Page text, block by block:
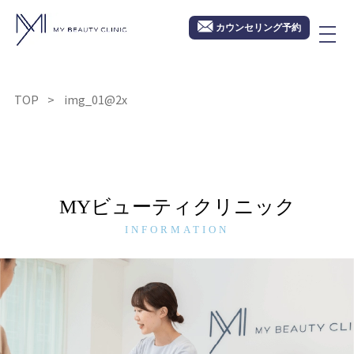
カウンセリング予約
TOP img_01@2x
MYビューティクリニック
INFORMATION